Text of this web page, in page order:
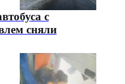
с
сняли